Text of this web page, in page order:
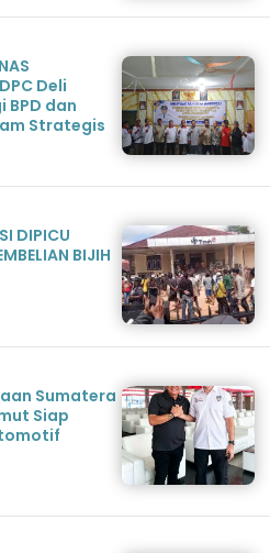
Deli
BPD dan
Strategis
DIPICU
BIJIH
Sumatera
Siap